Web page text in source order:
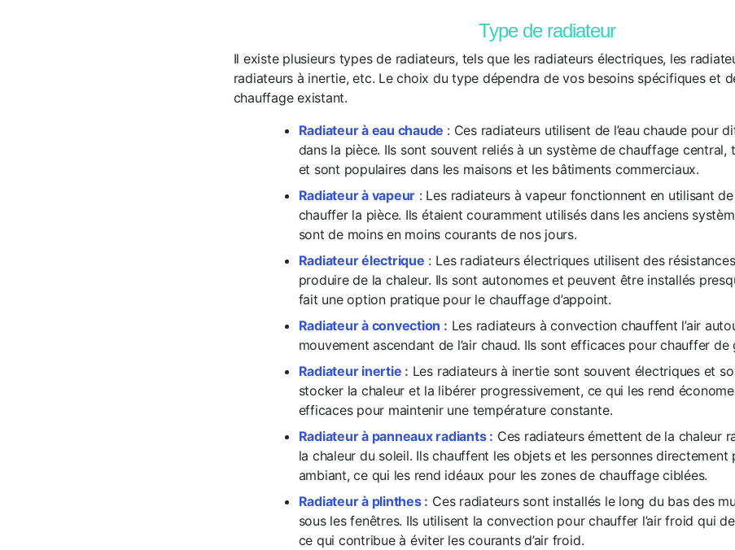
Type de radiateur
Il existe plusieurs types de radiateurs, tels que les radiateurs électriques, les
radiateurs à inertie, etc. Le choix du type dépendra de vos besoins spécifiques et
chauffage existant.
Radiateur à eau chaude : Ces radiateurs utilisent de l’eau chaude pour
dans la pièce. Ils sont souvent reliés à un système de chauffage central,
et sont populaires dans les maisons et les bâtiments commerciaux.
Radiateur à vapeur : Les radiateurs à vapeur fonctionnent en utilisant de
chauffer la pièce. Ils étaient couramment utilisés dans les anciens
sont de moins en moins courants de nos jours.
Radiateur électrique : Les radiateurs électriques utilisent des
produire de la chaleur. Ils sont autonomes et peuvent être installés
fait une option pratique pour le chauffage d’appoint.
Radiateur à convection : Les radiateurs à convection chauffent l’air
mouvement ascendant de l’air chaud. Ils sont efficaces pour chauffer de
Radiateur inertie : Les radiateurs à inertie sont souvent électriques et
stocker la chaleur et la libérer progressivement, ce qui les rend
efficaces pour maintenir une température constante.
Radiateur à panneaux radiants : Ces radiateurs émettent de la chaleur
la chaleur du soleil. Ils chauffent les objets et les personnes directement
ambiant, ce qui les rend idéaux pour les zones de chauffage ciblées.
Radiateur à plinthes : Ces radiateurs sont installés le long du bas des
sous les fenêtres. Ils utilisent la convection pour chauffer l’air froid qui
ce qui contribue à éviter les courants d’air froid.